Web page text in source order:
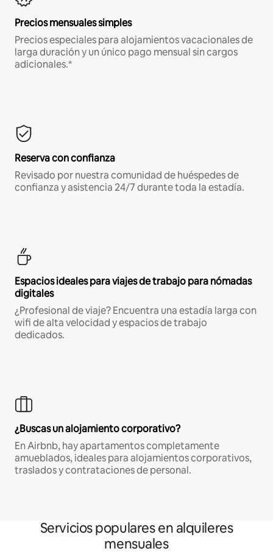
Precios mensuales simples
Precios especiales para alojamientos vacacionales de
larga duración y un único pago mensual sin cargos
adicionales.*
Reserva con confianza
Revisado por nuestra comunidad de huéspedes de
confianza y asistencia 24/7 durante toda la estadía.
Espacios ideales para viajes de trabajo para nómadas
digitales
¿Profesional de viaje? Encuentra una estadía larga con
wifi de alta velocidad y espacios de trabajo
dedicados.
¿Buscas un alojamiento corporativo?
En Airbnb, hay apartamentos completamente
amueblados, ideales para alojamientos corporativos,
traslados y contrataciones de personal.
Servicios populares en alquileres
mensuales